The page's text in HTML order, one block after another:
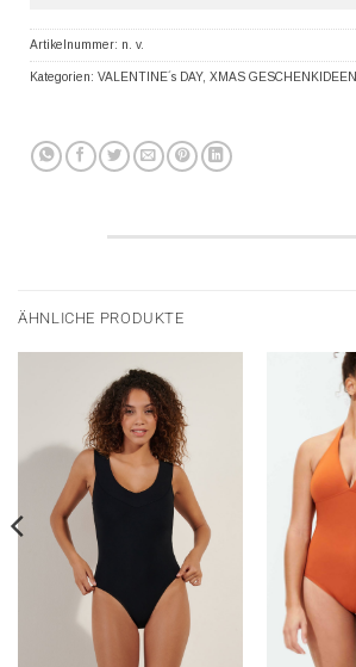
Artikelnummer: n. v.
Kategorien: VALENTINE´s DAY, XMAS GESCHENKIDEEN
ÄHNLICHE PRODUKTE